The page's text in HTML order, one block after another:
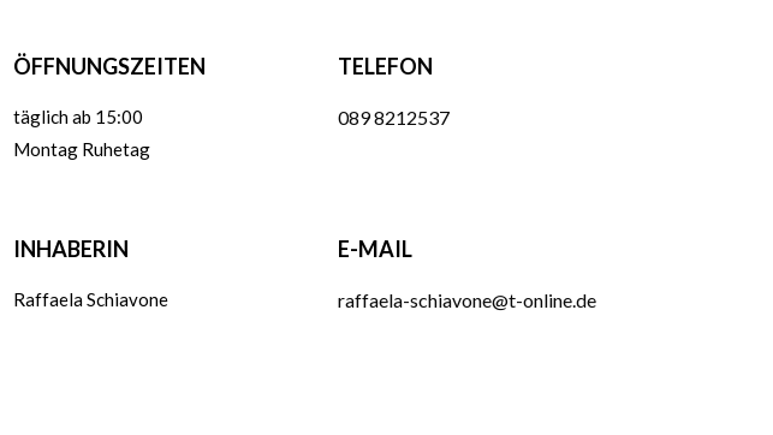
ÖFFNUNGSZEITEN
täglich ab 15:00
Montag Ruhetag
TELEFON
089 8212537
INHABERIN
Raffaela Schiavone
E-MAIL
raffaela-schiavone@t-online.de